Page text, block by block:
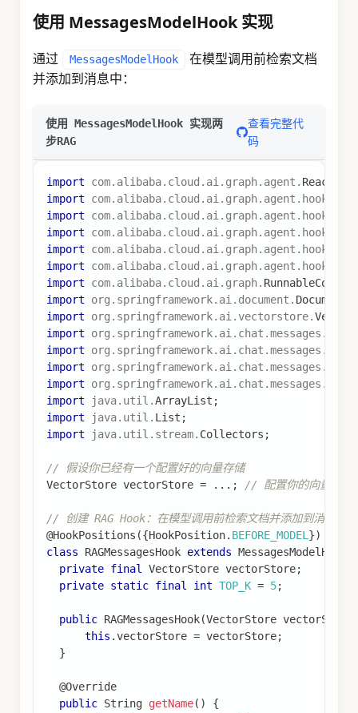
使用 MessagesModelHook 实现
通过 MessagesModelHook
在模型调用前检索文档
并添加到消息中：
使用 MessagesModelHook 实现两
步RAG
查看完整代
码
import com. alibaba. cloud . ai. graph. agent .
import
com. alibaba. cloud . ai. graph. agent . hook
import
com. alibaba. cloud . ai. graph. agent . hook
import
com. alibaba. cloud . ai. graph. agent . hook
import
com. alibaba. cloud . ai. graph. agent . hook
import
com. alibaba. cloud . ai. graph. agent . hook
import
com. alibaba. cloud . ai. graph. RunnableConfig
import
org . springframework. ai. document . Document
import
org . springframework. ai. vectorstore.
import
org . springframework. ai. chat .messages .
import
org . springframework. ai. chat .messages .
import
org . springframework. ai. chat .messages .
import
org . springframework. ai. chat .messages .
import
java. util .ArrayList ;
import
java. util . List ;
import
java. util . stream. Collectors ;
// 假设你已经有一个配置好的向量存储
VectorStore vectorStore = . . . ; // 配置你的向量存储
// 创建 RAG Hook：在模型调用前检索文档并添加到消息中
@HookPositions ({HookPosition. BEFORE_MODEL})
class
RAGMessagesHook extends MessagesModelHook
private final VectorStore vectorStore;
private static final int TOP_K = 5;
public RAGMessagesHook(VectorStore vectorStore
this .vectorStore = vectorStore;
}
@Override
public String getName( )
{